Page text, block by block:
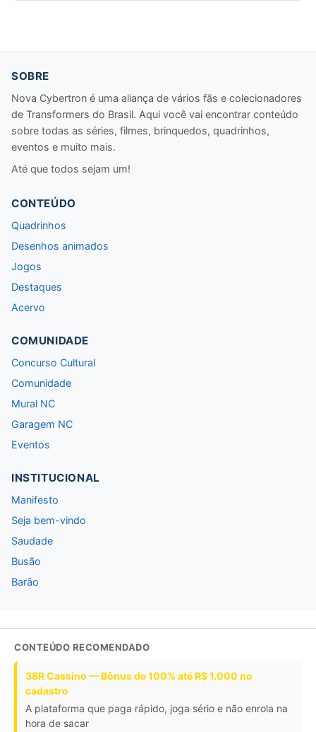
SOBRE
Nova Cybertron é uma aliança de vários fãs e colecionadores
de Transformers do Brasil. Aqui você vai encontrar conteúdo
sobre todas as séries, filmes, brinquedos, quadrinhos,
eventos e muito mais.
Até que todos sejam um!
CONTEÚDO
Quadrinhos
Desenhos animados
Jogos
Destaques
Acervo
COMUNIDADE
Concurso Cultural
Comunidade
Mural NC
Garagem NC
Eventos
INSTITUCIONAL
Manifesto
Seja bem-vindo
Saudade
Busão
Barão
CONTEÚDO RECOMENDADO
38R Cassino — Bônus de 100% até R$ 1.000 no
cadastro
A plataforma que paga rápido, joga sério e não enrola na
hora de sacar